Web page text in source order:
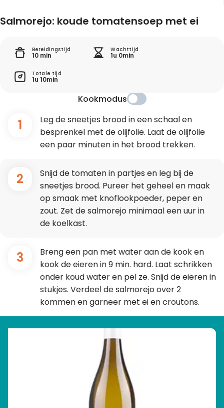
Salmorejo: koude tomatensoep met ei
Bereidingstijd
10 min
Wachttijd
1u 0min
Totale tijd
1u 10min
Kookmodus
1
Leg de sneetjes brood in een schaal en
besprenkel met de olijfolie. Laat de olijfolie
een paar minuten in het brood trekken.
2
Snijd de tomaten in partjes en leg bij de
sneetjes brood. Pureer het geheel en maak
op smaak met knoflookpoeder, peper en
zout. Zet de salmorejo minimaal een uur in
de koelkast.
3
Breng een pan met water aan de kook en
kook de eieren in 9 min. hard. Laat schrikken
onder koud water en pel ze. Snijd de eieren in
stukjes. Verdeel de salmorejo over 2
kommen en garneer met ei en croutons.